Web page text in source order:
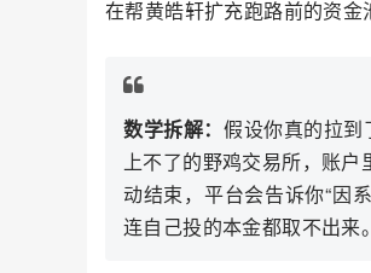
在帮黄皓轩扩充跑路前的资金
数学拆解： 假设你真的拉
上不了的野鸡交易所，账
动结束，平台会告诉你“因
连自己投的本金都取不出来。